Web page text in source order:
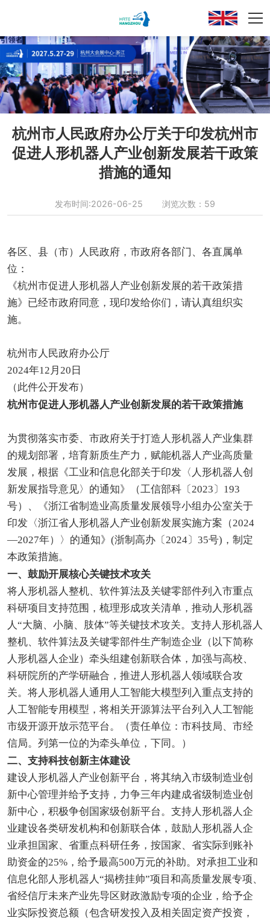
杭州市人民政府办公厅关于印发杭州市
促进人形机器人产业创新发展若干政策
措施的通知
发布时间:2026-06-25 浏览次数：59
各区、县（市）人民政府，市政府各部门、各直属单
位：
《杭州市促进人形机器人产业创新发展的若干政策措
施》已经市政府同意，现印发给你们，请认真组织实
施。
杭州市人民政府办公厅
2024年12月20日
（此件公开发布）
杭州市促进人形机器人产业创新发展的若干政策措施
为贯彻落实市委、市政府关于打造人形机器人产业集群
的规划部署，培育新质生产力，赋能机器人产业高质量
发展，根据《工业和信息化部关于印发〈人形机器人创
新发展指导意见〉的通知》（工信部科〔2023〕193
号）、《浙江省制造业高质量发展领导小组办公室关于
印发〈浙江省人形机器人产业创新发展实施方案（2024
—2027年）〉的通知》(浙制高办〔2024〕35号)，制定
本政策措施。
一、鼓励开展核心关键技术攻关
将人形机器人整机、软件算法及关键零部件列入市重点
科研项目支持范围，梳理形成攻关清单，推动人形机器
人“大脑、小脑、肢体”等关键技术攻关。支持人形机器人
整机、软件算法及关键零部件生产制造企业（以下简称
人形机器人企业）牵头组建创新联合体，加强与高校、
科研院所的产学研融合，推进人形机器人领域联合攻
关。将人形机器人通用人工智能大模型列入重点支持的
人工智能专用模型，将相关开源算法平台列入人工智能
市级开源开放示范平台。（责任单位：市科技局、市经
信局。列第一位的为牵头单位，下同。）
二、支持科技创新主体建设
建设人形机器人产业创新平台，将其纳入市级制造业创
新中心管理并给予支持，力争三年内建成省级制造业创
新中心，积极争创国家级创新平台。支持人形机器人企
业建设各类研发机构和创新联合体，鼓励人形机器人企
业承担国家、省重点科研任务，按国家、省实际到账补
助资金的25%，给予最高500万元的补助。对承担工业和
信息化部人形机器人“揭榜挂帅”项目和高质量发展专项、
省经信厅未来产业先导区财政激励专项的企业，给予企
业实际投资总额（包含研发投入及相关固定资产投资，